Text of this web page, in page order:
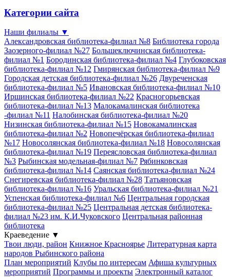
Категории сайта
Наши филиалы ▼
Александровская библиотека-филиал №8 Библиотека города
Заозерного-филиал №27 Большеключинская библиотека-
филиал №1 Бородинская библиотека-филиал №4 Глубоковская
библиотека-филиал №12 Гмирянская библиотека-филиал №9
Городская детская библиотека-филиал №26 Двуреченская
библиотека-филиал №5 Ивановская библиотека-филиал №10
Иршинская библиотека-филиал №22 Красногорьевская
библиотека-филиал №13 Малокамалинская библиотека
-филиал №11 Налобинская библиотека-филиал №20
Низинская библиотека-филиал №15 Новокамалинская
библиотека-филиал №2 Новопечёрская библиотека-филиал
№17 Новосолянская библиотека-филиал №18 Новосолянская
библиотека-филиал №19 Переясловская библиотека-филиал
№3 Рыбинская модельная-филиал №7 Рябинковская
библиотека-филиал №14 Саянская библиотека-филиал №24
Снегиревская библиотека-филиал №28 Татьяновская
библиотека-филиал №16 Уральская библиотека-филиал №21
Успенская библиотека-филиал №6 Центральная городская
библиотека-филиал №25 Центральная детская библиотека-
филиал №23 им. К.И.Чуковского Центральная районная
библиотека
Краеведение ▼
Твои люди, район Книжное Красноярье Литературная карта
народов Рыбинского района
План мероприятий Клубы по интересам Афиша культурных
мероприятий Программы и проекты Электронный каталог